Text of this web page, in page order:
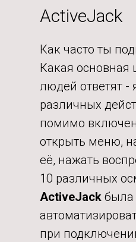
ActiveJack
Как часто ты
Какая основная
людей ответят -
различных
помимо
открыть меню,
её, нажать
10 различных
ActiveJack была
при